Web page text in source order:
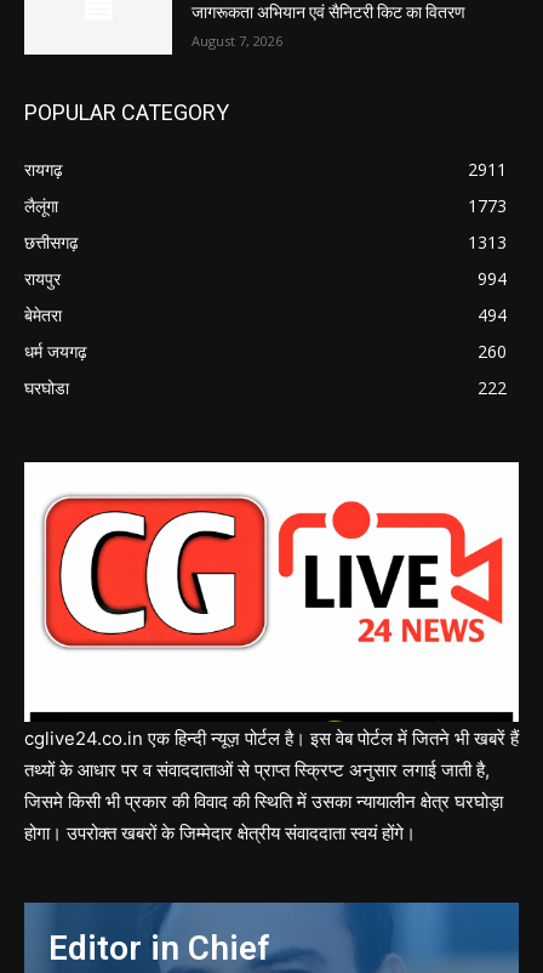
जागरूकता अभियान एवं सैनिटरी किट का वितरण
August 7, 2026
POPULAR CATEGORY
रायगढ़
2911
लैलूंगा
1773
छत्तीसगढ़
1313
रायपुर
994
बेमेतरा
494
धर्म जयगढ़
260
घरघोडा
222
cglive24.co.in एक हिन्दी न्यूज़ पोर्टल है। इस वेब पोर्टल में जितने भी खबरें हैं
तथ्यों के आधार पर व संवाददाताओं से प्राप्त स्क्रिप्ट अनुसार लगाई जाती है,
जिसमे किसी भी प्रकार की विवाद की स्थिति में उसका न्यायालीन क्षेत्र घरघोड़ा
होगा। उपरोक्त खबरों के जिम्मेदार क्षेत्रीय संवाददाता स्वयं होंगे।
Editor in Chief